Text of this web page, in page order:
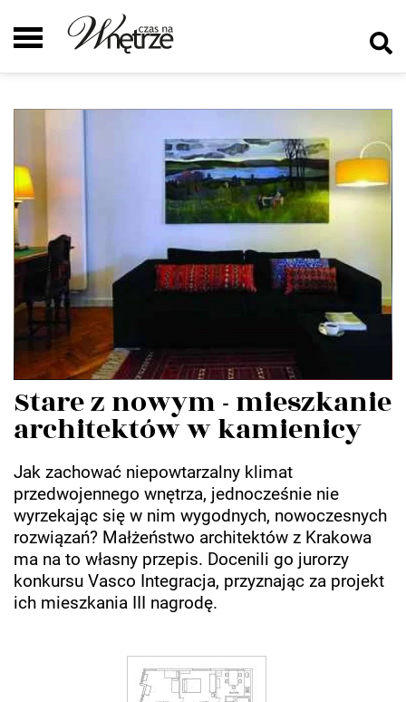
Stare z nowym - mieszkanie
architektów w kamienicy
Jak zachować niepowtarzalny klimat
przedwojennego wnętrza, jednocześnie nie
wyrzekając się w nim wygodnych, nowoczesnych
rozwiązań? Małżeństwo architektów z Krakowa
ma na to własny przepis. Docenili go jurorzy
konkursu Vasco Integracja, przyznając za projekt
ich mieszkania III nagrodę.